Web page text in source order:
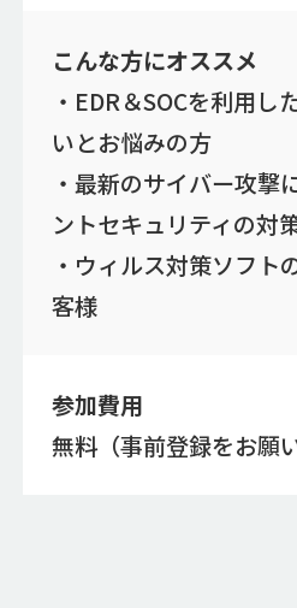
こんな方にオススメ
・EDR＆SOCを利用し
いとお悩みの方
・最新のサイバー攻撃
ントセキュリティの対
・ウィルス対策ソフト
客様
参加費用
無料（事前登録をお願